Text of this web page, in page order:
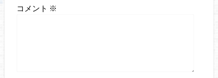
コメント ※